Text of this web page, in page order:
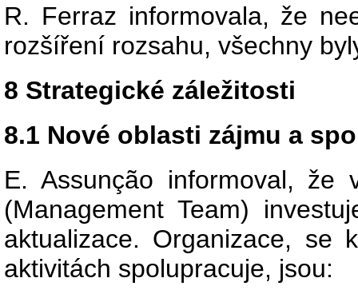
R. Ferraz informovala, že
rozšíření rozsahu, všechny
8 Strategické záležitosti
8.1 Nové oblasti zájmu a
E. Assunção informoval, že
(Management Team)
aktualizace. Organizace, se
aktivitách spolupracuje, jsou: